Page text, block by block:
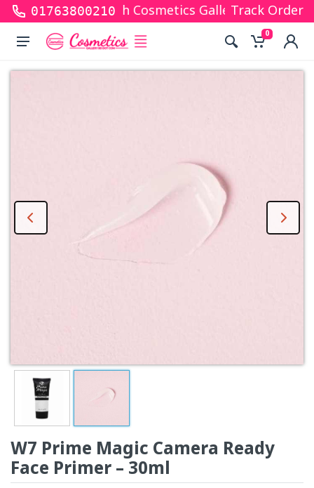
01763800210
for shopping with Cosmetics Gallery Bd. Hope
Track Order
0
W7 Prime Magic Camera Ready
Face Primer – 30ml